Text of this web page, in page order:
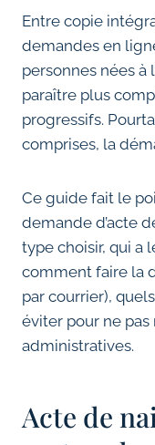
Entre copie
demandes en
personnes nées à
paraître plus
progressifs.
comprises, la
Ce guide fait le
demande d’acte
type choisir, qui a
comment faire la
par courrier),
éviter pour ne
administratives.
Acte de